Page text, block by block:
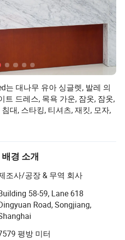
는 대나무 유아 싱글렛, 발레 의
트 드레스, 목욕 가운, 잠옷, 잠옷,
대, 스타킹, 티셔츠, 재킷, 모자,
트, 커버, 음식, 롬퍼, 타이즈, 당
밴드, 스카프, 에이프런, 비브,
애완견 파자마 등
되었습니다. 20년 이상 발전한
Target과 같은 슈퍼마켓과 미국,
경 소개
조사/공장 & 무역 회사
58-59, Lane 618
Road, Songjiang,
평방 미터